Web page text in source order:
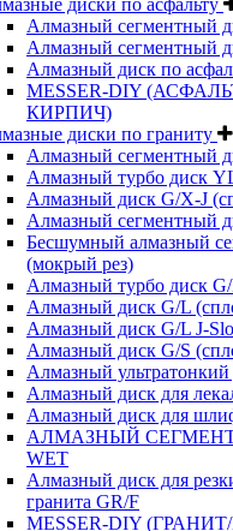
Алмазный сегментный
Алмазный сегментный
Алмазный диск по
MESSER-DIY
КИРПИЧ)
диски по граниту
Алмазный сегментный
Алмазный турбо диск
Алмазный диск G/X-J
Алмазный сегментный
Бесшумный алмазный
(мокрый рез)
Алмазный турбо диск
Алмазный диск G/L
Алмазный диск G/L J-
Алмазный диск G/S
Алмазный
Алмазный диск для
Алмазный диск для
АЛМАЗНЫЙ
WET
Алмазный диск для
гранита GR/F
MESSER-DIY